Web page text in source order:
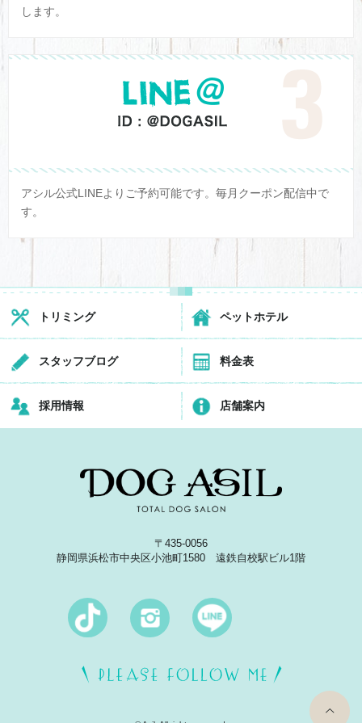
します。
アシル公式LINEよりご予約可能です。毎月クーポン配信中で
す。
トリミング ペットホテル
スタッフブログ 料金表
採用情報 店舗案内
〒435-0056
静岡県浜松市中央区小池町1580 遠鉄自校駅ビル1階
top